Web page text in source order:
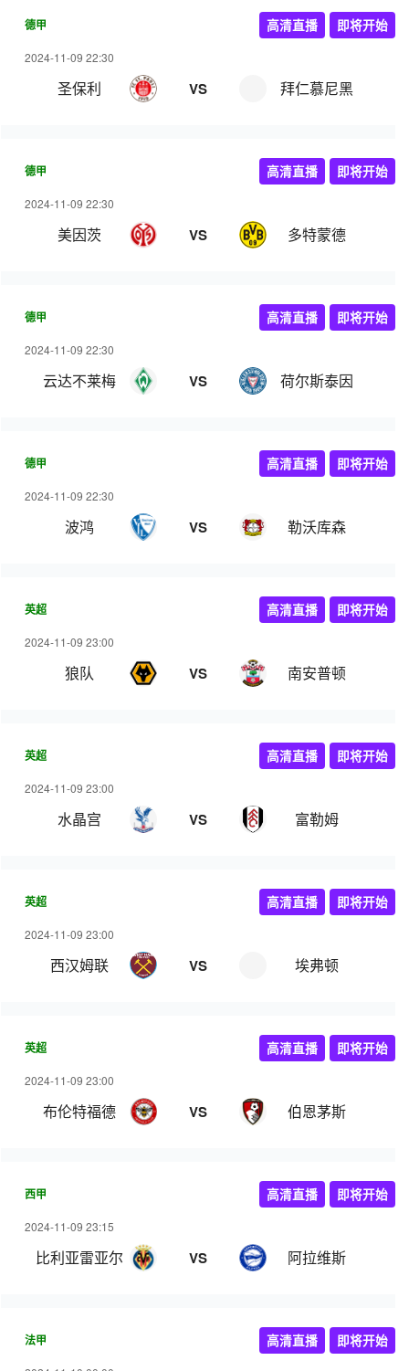
德甲
2024-11-09 22:30
圣保利 VS 拜仁慕尼黑
高清直播 即将开始
德甲
2024-11-09 22:30
美因茨 VS 多特蒙德
高清直播 即将开始
德甲
2024-11-09 22:30
云达不莱梅 VS 荷尔斯泰因
高清直播 即将开始
德甲
2024-11-09 22:30
波鸿 VS 勒沃库森
高清直播 即将开始
英超
2024-11-09 23:00
狼队 VS 南安普顿
高清直播 即将开始
英超
2024-11-09 23:00
水晶宫 VS 富勒姆
高清直播 即将开始
英超
2024-11-09 23:00
西汉姆联 VS 埃弗顿
高清直播 即将开始
英超
2024-11-09 23:00
布伦特福德 VS 伯恩茅斯
高清直播 即将开始
西甲
2024-11-09 23:15
比利亚雷亚尔 VS 阿拉维斯
高清直播 即将开始
法甲 高清直播 即将开始